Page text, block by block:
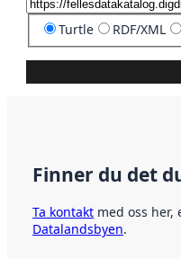
Turtle RDF/XML
Finner du det
Ta kontakt med oss
Datalandsbyen.